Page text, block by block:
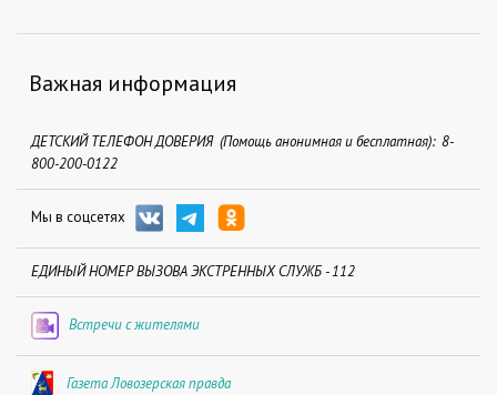
Важная информация
ДЕТСКИЙ ТЕЛЕФОН ДОВЕРИЯ (Помощь анонимная и бесплатная): 8-
800-200-0122
Мы в соцсетях
ЕДИНЫЙ НОМЕР ВЫЗОВА ЭКСТРЕННЫХ СЛУЖБ - 112
Встречи с жителями
Газета Ловозерская правда